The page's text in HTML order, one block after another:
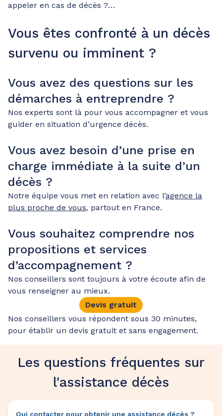
appeler en cas de décès ?…
Vous êtes confronté à un décès
survenu ou imminent ?
Vous avez des questions sur les
démarches à entreprendre ?
Nos experts sont là pour vous accompagner et vous
guider en situation d’urgence décès.
Vous avez besoin d’une prise en
charge immédiate à la suite d’un
décès ?
Notre équipe vous met en relation avec l’agence la
plus proche de vous, partout en France.
Vous souhaitez comprendre nos
propositions et services
d’accompagnement ?
Nos conseillers sont toujours à votre écoute afin de
vous renseigner au mieux.
Devis gratuit
Nos conseillers vous répondent sous 30 minutes,
pour établir un devis gratuit et sans engagement.
Les questions fréquentes sur
l'assistance décès
Qui contacter pour obtenir une assistance décès ?